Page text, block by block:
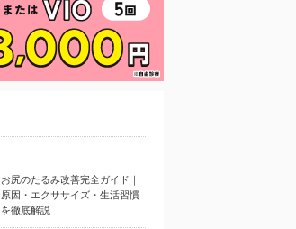
お尻のたるみ改善完全ガイド｜
原因・エクササイズ・生活習慣
を徹底解説